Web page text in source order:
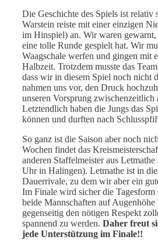
Die Geschichte des Spiels ist relativ
Warstein reiste mit einer einzigen
im Hinspiel) an. Wir waren
eine tolle Runde gespielt hat. Wir
Waagschale werfen und gingen mit
Halbzeit. Trotzdem musste das
dass wir in diesem Spiel noch nicht
nahmen uns vor, den Druck
unseren Vorsprung zwischenzeitlich
Letztendlich haben die Jungs das
können und durften nach
So ganz ist die Saison aber noch
Wochen findet das
anderen Staffelmeister aus
Uhr in Halingen). Letmathe ist in
Dauerrivale, zu dem wir aber ein
Im Finale wird sicher die Tagesform
beide Mannschaften auf Augenhöhe
gegenseitig den nötigen Respekt
spannend zu werden. Daher freut
jede Unterstützung im Finale!!